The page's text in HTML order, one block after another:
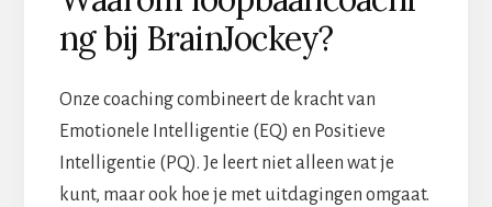
ng bij BrainJockey?
Onze coaching combineert de kracht van
Emotionele Intelligentie (EQ) en Positieve
Intelligentie (PQ). Je leert niet alleen wat je
kunt, maar ook hoe je met uitdagingen omgaat.